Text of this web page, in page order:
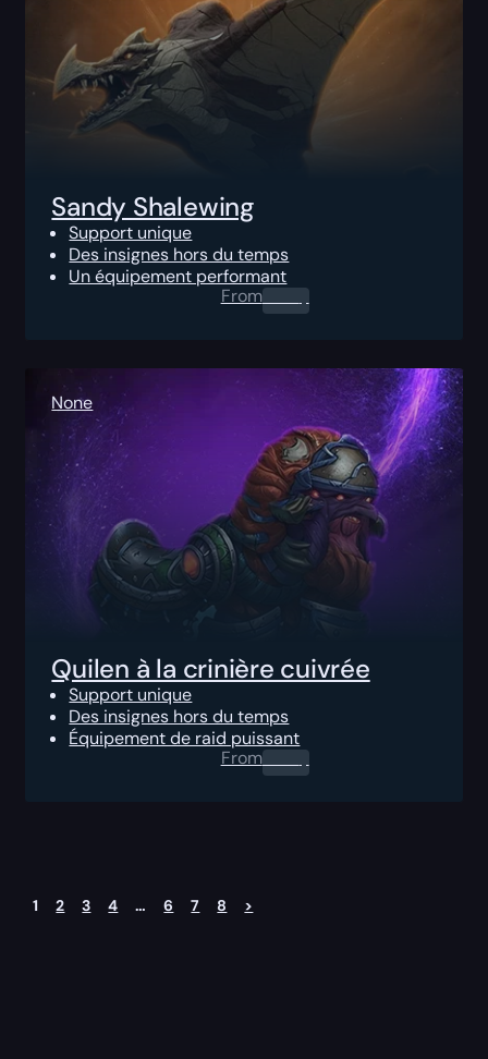
Sandy Shalewing
Support unique
Des insignes hors du temps
Un équipement performant
From0.00 $
None
Quilen à la crinière cuivrée
Support unique
Des insignes hors du temps
Équipement de raid puissant
From0.00 $
1 2 3 4 … 6 7 8 >